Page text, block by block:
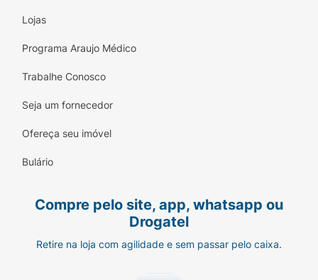
Lojas
Programa Araujo Médico
Trabalhe Conosco
Seja um fornecedor
Ofereça seu imóvel
Bulário
Compre pelo site, app, whatsapp ou
Drogatel
Retire na loja com agilidade e sem passar pelo caixa.